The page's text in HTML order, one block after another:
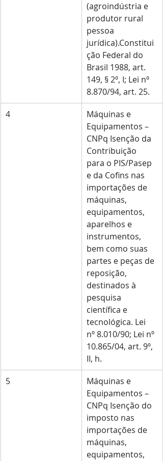
(agroindústria e
produtor rural
pessoa
jurídica).Constitui
ção Federal do
Brasil 1988, art.
149, § 2º, I; Lei nº
8.870/94, art. 25.
4
Máquinas e
Equipamentos –
CNPq Isenção da
Contribuição
para o PIS/Pasep
e da Cofins nas
importações de
máquinas,
equipamentos,
aparelhos e
instrumentos,
bem como suas
partes e peças de
reposição,
destinados à
pesquisa
científica e
tecnológica. Lei
nº 8.010/90; Lei nº
10.865/04, art. 9º,
II, h.
5
Máquinas e
Equipamentos –
CNPq Isenção do
imposto nas
importações de
máquinas,
equipamentos,